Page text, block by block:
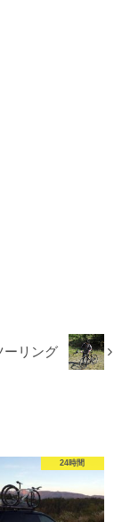
ーリング
24時間